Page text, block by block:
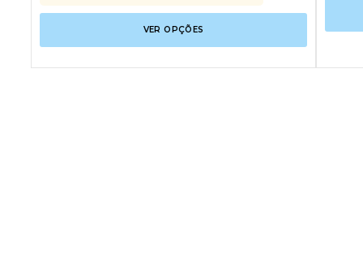
VER OPÇÕES
produto
tem